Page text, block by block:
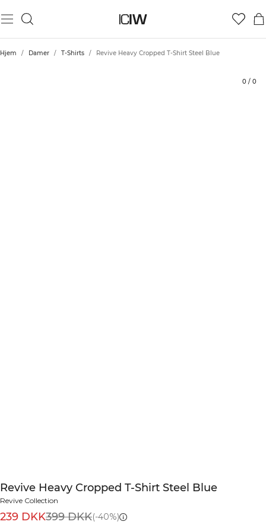
Hjem / Damer / T-Shirts / Revive Heavy Cropped T-Shirt Steel Blue
0 / 0
Revive Heavy Cropped T-Shirt Steel Blue
Revive Collection
239 DKK399 DKK(-40%)